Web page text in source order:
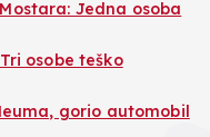
Jedna osoba
osobe teško
gorio automobil